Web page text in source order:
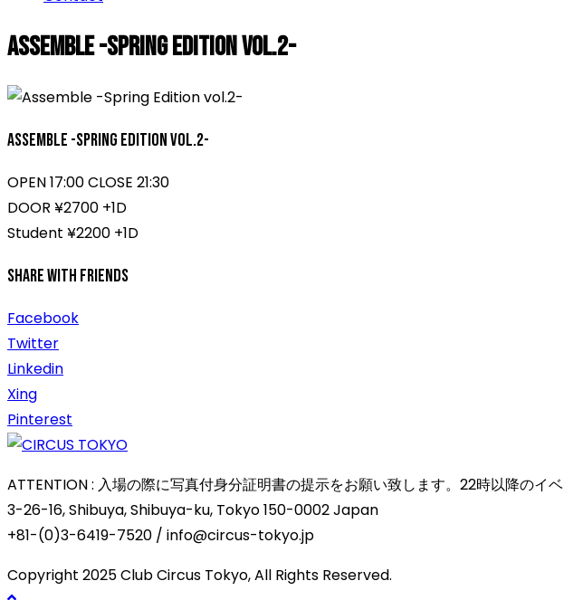
Assemble -Spring Edition vol.2-
Assemble -Spring Edition vol.2-
OPEN 17:00 CLOSE 21:30
DOOR ¥2700 +1D
Student ¥2200 +1D
Share With Friends
Facebook
Twitter
Linkedin
Xing
Pinterest
ATTENTION : 入場の際に写真付身分証明書の提示をお願い致します。22時以降のイ
3-26-16, Shibuya, Shibuya-ku, Tokyo 150-0002 Japan
+81-(0)3-6419-7520 / info@circus-tokyo.jp
Copyright 2025 Club Circus Tokyo, All Rights Reserved.